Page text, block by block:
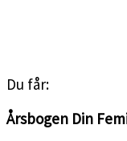
Du får:
Årsbogen Din